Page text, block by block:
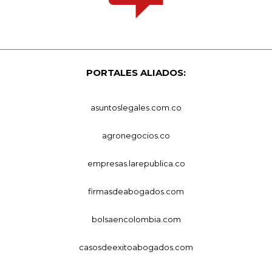
PORTALES ALIADOS:
asuntoslegales.com.co
agronegocios.co
empresas.larepublica.co
firmasdeabogados.com
bolsaencolombia.com
casosdeexitoabogados.com